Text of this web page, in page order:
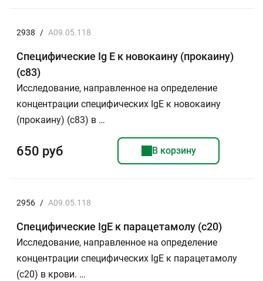
2938 / A09.05.118
Специфические Ig E к новокаину (прокаину)
(c83)
Исследование, направленное на определение
концентрации специфических IgE к новокаину
(прокаину) (с83) в …
650 руб В корзину
2956 / A09.05.118
Специфические IgE к парацетамолу (с20)
Исследование, направленное на определение
концентрации специфических IgE к парацетамолу
(с20) в крови. …